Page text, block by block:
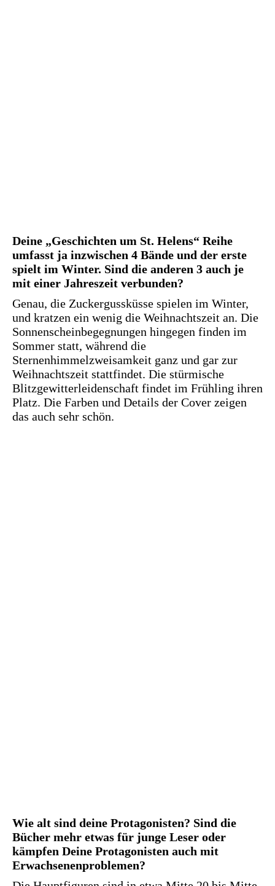
Deine „Geschichten um St. Helens“ Reihe
umfasst ja inzwischen 4 Bände und der erste
spielt im Winter. Sind die anderen 3 auch je
mit einer Jahreszeit verbunden?
Genau, die Zuckergussküsse spielen im Winter,
und kratzen ein wenig die Weihnachtszeit an. Die
Sonnenscheinbegegnungen hingegen finden im
Sommer statt, während die
Sternenhimmelzweisamkeit ganz und gar zur
Weihnachtszeit stattfindet. Die stürmische
Blitzgewitterleidenschaft findet im Frühling ihren
Platz. Die Farben und Details der Cover zeigen
das auch sehr schön.
Wie alt sind deine Protagonisten? Sind die
Bücher mehr etwas für junge Leser oder
kämpfen Deine Protagonisten auch mit
Erwachsenenproblemen?